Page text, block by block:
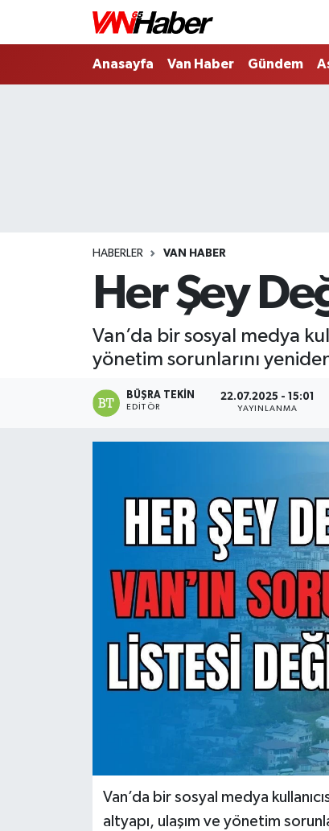
Anasayfa Van Haber Gündem
HABERLER VAN HABER
Her Şey
Van’da bir sosyal medya
yönetim sorunlarını
BÜŞRA TEKIN
EDITÖR
22.07.2025 - 15:01
YAYINLANMA
Van’da bir sosyal medya
altyapı, ulaşım ve yönetim
Nöbetçi Eczaneler
Haber Arşivi